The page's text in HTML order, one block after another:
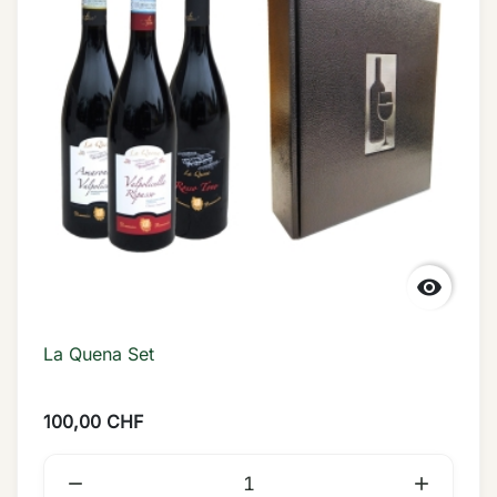

La Quena Set
100,00 CHF
 